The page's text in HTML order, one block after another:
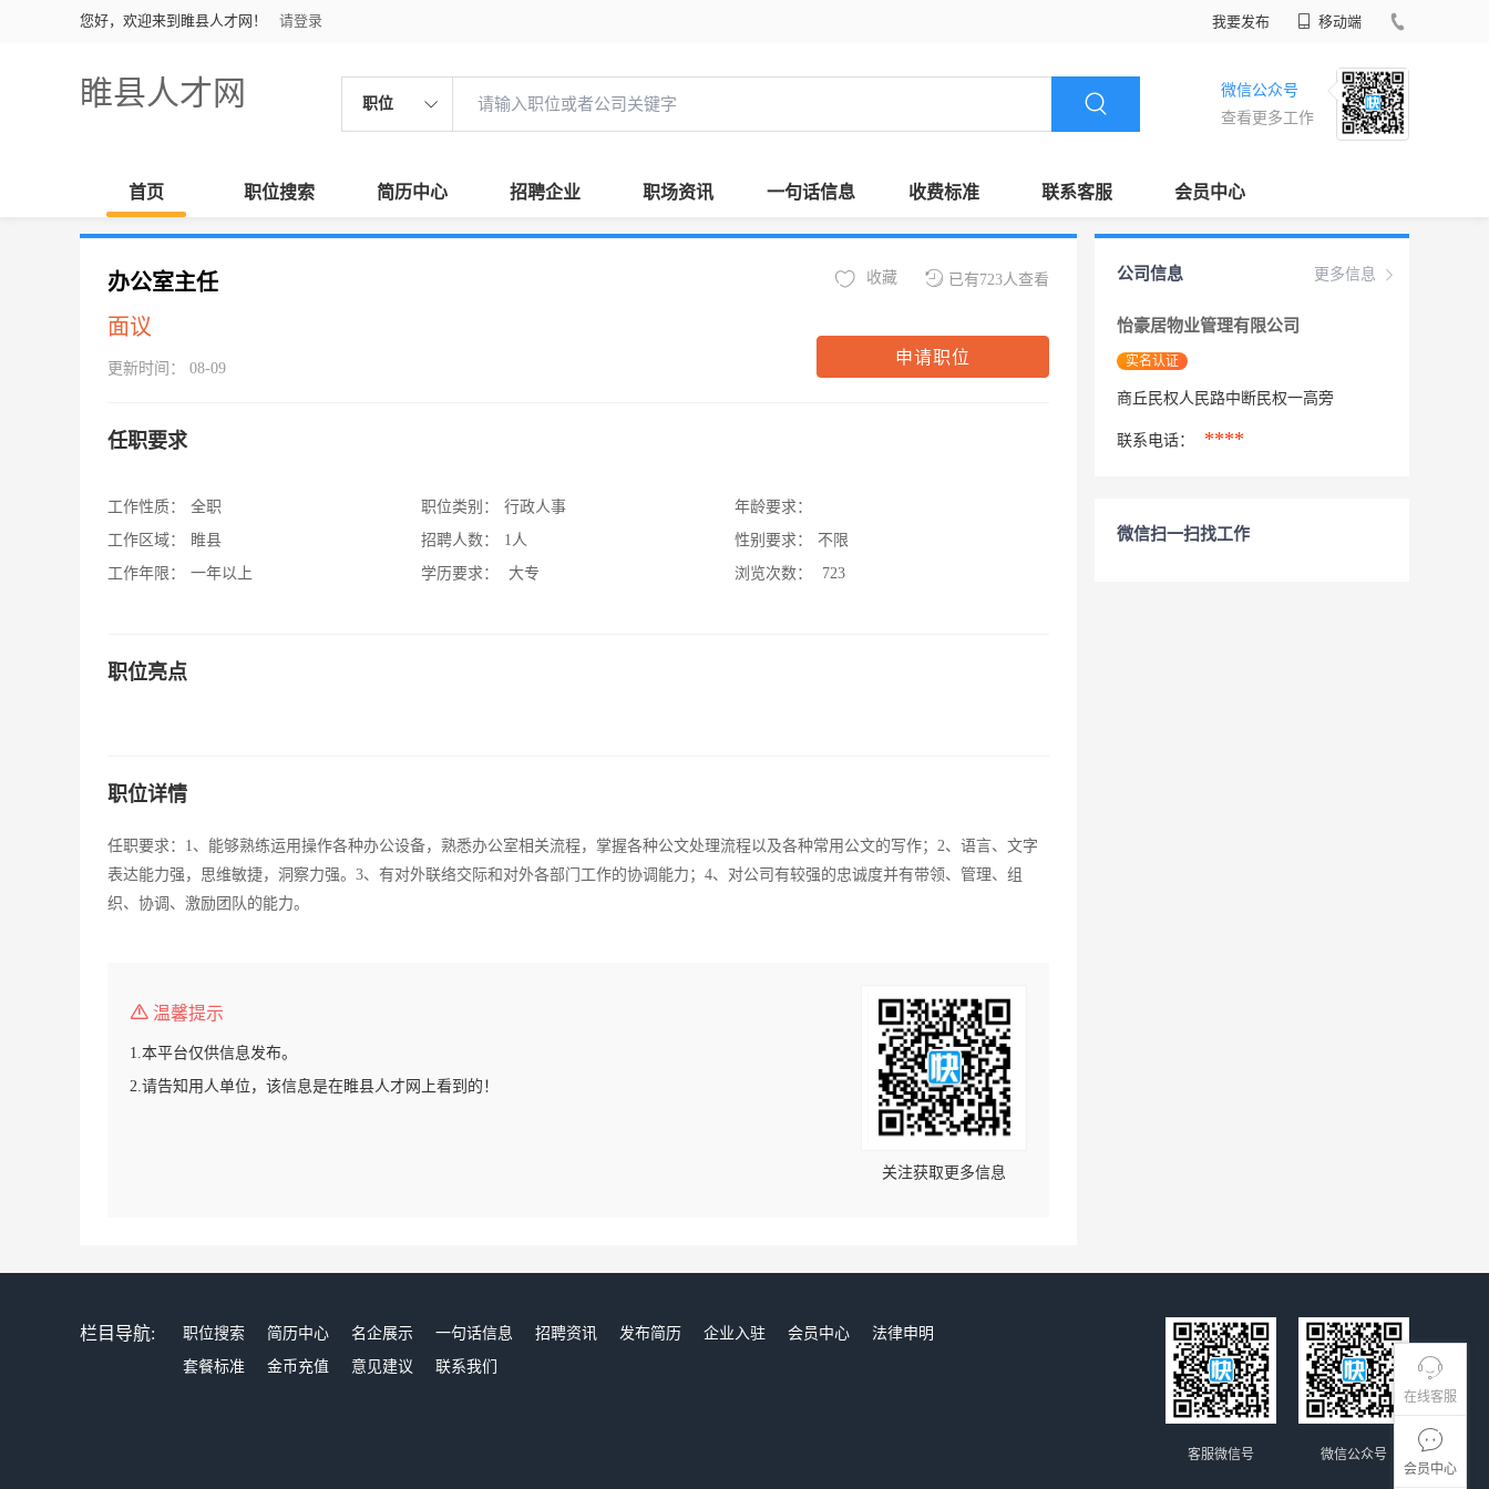
您好，欢迎来到睢县人才网！ 请登录 我要发布 移动端
睢县人才网 职位
微信公众号
查看更多工作
首页 职位搜索 简历中心 招聘企业 职场资讯 一句话信息 收费标准 联系客服 会员中心
在线客服
会员中心
办公室主任
面议
更新时间： 08-09
已有723人查看
收藏
申请职位
任职要求
工作性质：
全职
工作区域：
睢县
工作年限：
一年以上
职位类别：
行政人事
招聘人数：
1人
学历要求：
大专
年龄要求：
性别要求：
不限
浏览次数：
723
职位亮点
职位详情
任职要求：1、能够熟练运用操作各种办公设备，熟悉办公室相关流程，掌握各种公文处理流程以及各种常用公文的写作；2、语言、文字
表达能力强，思维敏捷，洞察力强。3、有对外联络交际和对外各部门工作的协调能力；4、对公司有较强的忠诚度并有带领、管理、组
织、协调、激励团队的能力。
温馨提示
1.本平台仅供信息发布。
2.请告知用人单位，该信息是在睢县人才网上看到的！
关注获取更多信息
更多信息
公司信息
怡豪居物业管理有限公司
实名认证
商丘民权人民路中断民权一高旁
联系电话： ****
微信扫一扫找工作
栏目导航: 职位搜索 简历中心 名企展示 一句话信息 招聘资讯 发布简历 企业入驻 会员中心
法律申明
套餐标准
金币充值 意见建议 联系我们
微信公众号
客服微信号